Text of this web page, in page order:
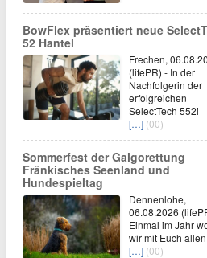
BowFlex präsentiert neue
52 Hantel
Frechen,
(lifePR) - In der
Nachfolgerin der
erfolgreichen
SelectTech 552i
[…] (00)
Sommerfest der Galgorettung
Fränkisches Seenland und
Hundespieltag
Dennenlohe,
06.08.2026
Einmal im Jahr
wir mit Euch
[…] (00)